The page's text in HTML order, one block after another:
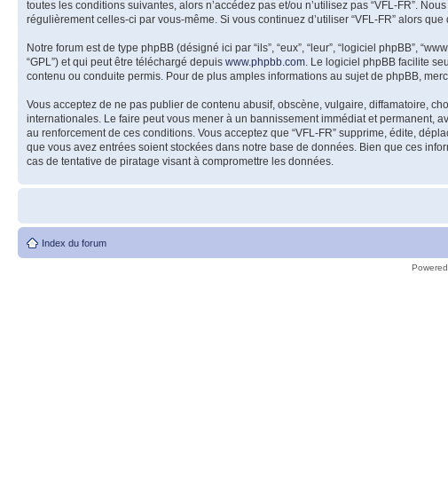
toutes les conditions suivantes, alors n’accédez pas et/ou n’utilisez pas “VFL-FR”.
régulièrement celles-ci par vous-même. Si vous continuez d’utiliser “VFL-FR” alors
Notre forum est de type phpBB (désigné ici par “ils”, “eux”, “leur”, “logiciel phpBB”,
“GPL”) et qui peut être téléchargé depuis www.phpbb.com. Le logiciel phpBB facilite
contenu ou conduite permis. Pour de plus amples informations au sujet de phpBB,
Vous acceptez de ne pas publier de contenu abusif, obscène, vulgaire, diffamatoire,
internationales. Le faire peut vous mener à un bannissement immédiat et permanent,
au renforcement de ces conditions. Vous acceptez que “VFL-FR” supprime, édite,
que vous avez entrées soient stockées dans notre base de données. Bien que ces
cas de tentative de piratage visant à compromettre les données.
Index du forum